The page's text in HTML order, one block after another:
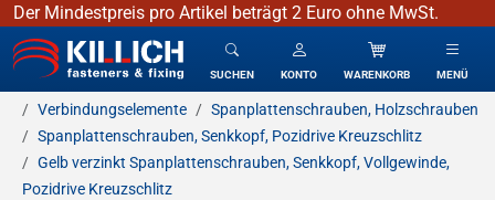
Der Mindestpreis pro Artikel beträgt 2 Euro ohne MwSt.
KILLICH - Verbindungselemente
SUCHEN KONTO WARENKORB MENÜ
Verbindungselemente
Spanplattenschrauben, Holzschrauben
Spanplattenschrauben, Senkkopf, Pozidrive Kreuzschlitz
Gelb verzinkt Spanplattenschrauben, Senkkopf, Vollgewinde,
Pozidrive Kreuzschlitz